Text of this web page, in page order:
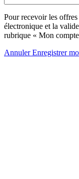
Pour recevoir les
électronique et la
rubrique « Mon
AnnulerEnregistrer